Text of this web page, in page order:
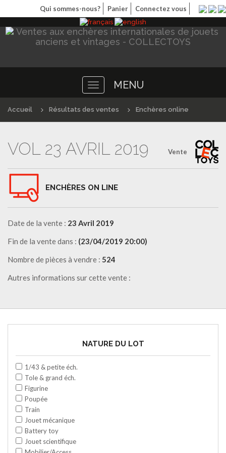
Qui sommes-nous? Panier Connectez vous
Toggle
navigation
MENU
Accueil Résultats des ventes Enchères online
Vente
VOL 23 AVRIL 2019
ENCHÈRES ON LINE
Date de la vente : 23 Avril 2019
Fin de la vente dans : (23/04/2019 20:00)
Nombre de pièces à vendre : 524
Autres informations sur cette vente :
NATURE DU LOT
1/43 & petite éch.
Tole & grand éch.
Figurine
Poupée
Train
Jouet mécanique
Battery toy
Jouet scientifique